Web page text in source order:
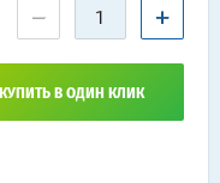
− +
КУПИТЬ В ОДИН КЛИК